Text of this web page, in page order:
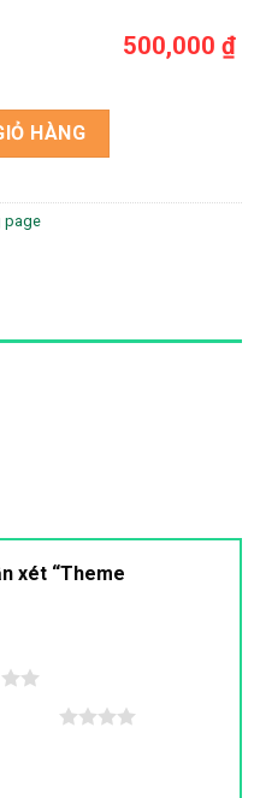
500,000 ₫
lượng
HÀNG
page
xét “Theme